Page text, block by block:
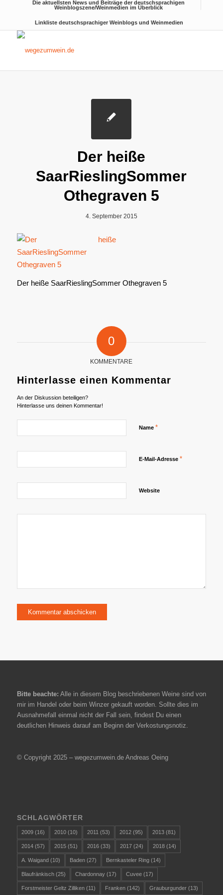
Die aktuellsten News und Beiträge der deutschsprachigen
Weinblogszene/Weinmedien im Überblick
Linkliste deutschsprachiger Weinblogs und Weinmedien
Der heiße
SaarRieslingSommer
Othegraven 5
4. September 2015
Der heiße SaarRieslingSommer Othegraven 5
0
KOMMENTARE
Hinterlasse einen Kommentar
An der Diskussion beteiligen?
Hinterlasse uns deinen Kommentar!
Name *
E-Mail-Adresse *
Website
Bitte beachte: Alle in diesem Blog beschriebenen Weine sind von
mir im Handel oder beim Winzer gekauft worden. Sollte dies im
Ausnahmefall einmal nicht der Fall sein, findest Du einen
deutlichen Hinweis darauf am Beginn der Verkostungsnotiz.
© Copyright 2025 – wegezumwein.de Andreas Oeing
SCHLAGWÖRTER
2009(16) 2010(10) 2011(53) 2012(95) 2013(81)
2014(57) 2015(51) 2016(33) 2017(24) 2018(14)
A. Waigand (10) Baden(27) Bernkasteler Ring(14)
Blaufränkisch(25) Chardonnay(17) Cuvee(17)
Forstmeister Geltz Zilliken(11) Franken(142) Grauburgunder(13)